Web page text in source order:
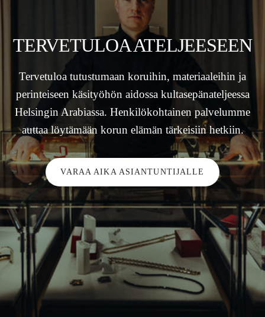
TERVETULOA ATELJEESEEN
Tervetuloa tutustumaan koruihin, materiaaleihin ja
perinteiseen käsityöhön aidossa kultasepänateljeessa
Helsingin Arabiassa. Henkilökohtainen palvelumme
auttaa löytämään korun elämän tärkeisiin hetkiin.
VARAA AIKA ASIANTUNTIJALLE